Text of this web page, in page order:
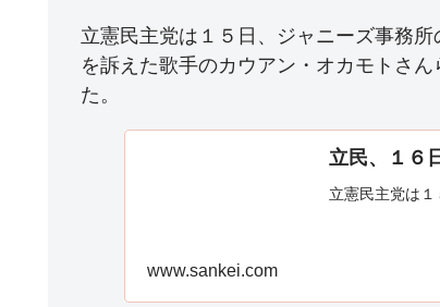
立憲民主党は１５日、ジャニーズ事務
を訴えた歌手のカウアン・オカモトさ
た。
立民、１６
立憲民主党は１
www.sankei.com